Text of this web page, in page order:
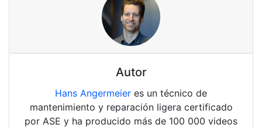
Autor
Hans Angermeier es un técnico de
mantenimiento y reparación ligera certificado
por ASE y ha producido más de 100 000 videos